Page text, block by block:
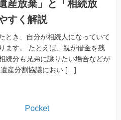
産放棄」と「相続放
すく解説
とき、自分が相続人になっていて
ます。 たとえば、親が借金を残
続分も兄弟に譲りたい場合などが
産分割協議におい […]
Pocket